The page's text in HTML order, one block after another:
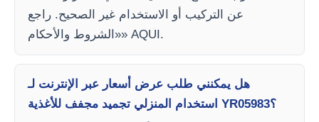
عن التركيب أو الاستخدام غير الصحيح. راجع
«الشروط والأحكام» AQUI.
هل يمكنني طلب عرض أسعار عبر الإنترنت لـ
استخدام المنزلي تجميد مجفف للأغذية YR05983؟